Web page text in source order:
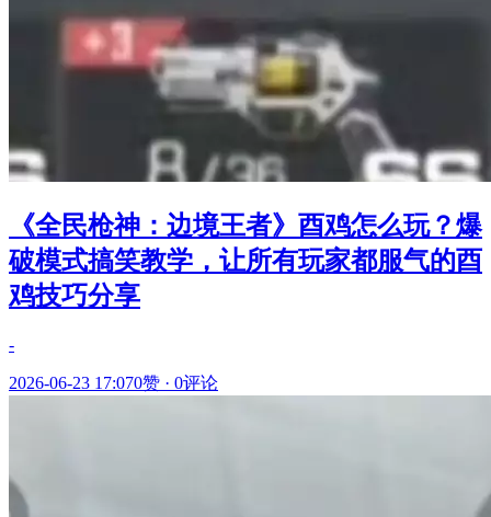
《全民枪神：边境王者》酉鸡怎么玩？爆
破模式搞笑教学，让所有玩家都服气的酉
鸡技巧分享
-
2026-06-23 17:070赞 · 0评论